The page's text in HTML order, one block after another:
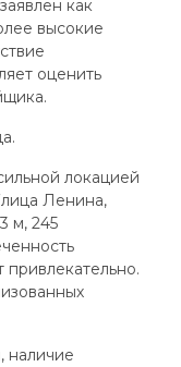
как
высокие
оценить
локацией
Ленина,
м, 245
наличие